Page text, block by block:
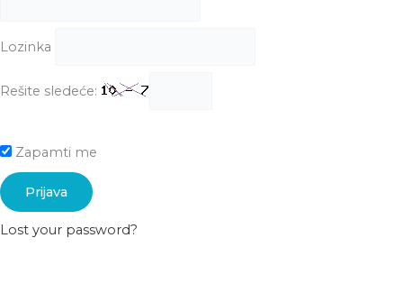
Lozinka
Rešite sledeće:
Zapamti me
Lost your password?